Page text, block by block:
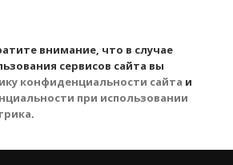
внимание, что в случае
сервисов сайта вы
конфиденциальности сайта и
при использовании
.